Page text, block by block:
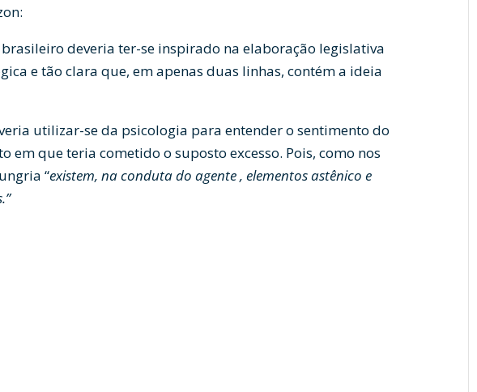
deveria ter-se inspirado na elaboração legislativa
e tão clara que, em apenas duas linhas, contém a ideia
utilizar-se da psicologia para entender o sentimento do
em que teria cometido o suposto excesso. Pois, como nos
“existem, na conduta do agente , elementos astênico e